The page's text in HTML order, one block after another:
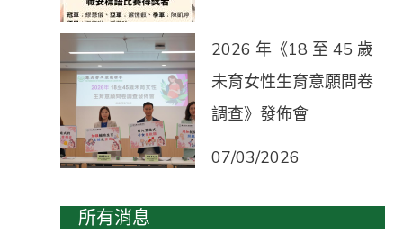
2026 年《18 至 45 歲
未育女性生育意願問卷
調查》發佈會
07/03/2026
所有消息